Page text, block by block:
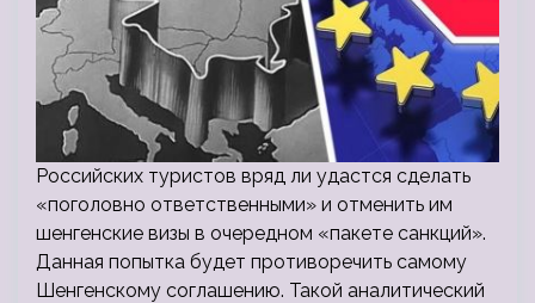
Российских туристов вряд ли удастся сделать
«поголовно ответственными» и отменить им
шенгенские визы в очередном «пакете санкций».
Данная попытка будет противоречить самому
Шенгенскому соглашению. Такой аналитический